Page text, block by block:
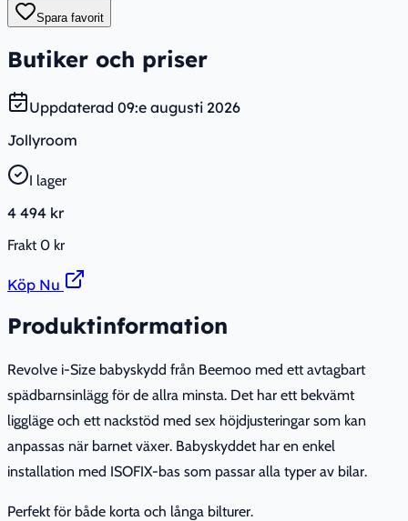
Spara favorit
Butiker och priser
Uppdaterad 09:e augusti 2026
Jollyroom
I lager
4 494 kr
Frakt0 kr
Köp Nu
Produktinformation
Revolve i-Size babyskydd från Beemoo med ett avtagbart
spädbarnsinlägg för de allra minsta. Det har ett bekvämt
liggläge och ett nackstöd med sex höjdjusteringar som kan
anpassas när barnet växer. Babyskyddet har en enkel
installation med ISOFIX-bas som passar alla typer av bilar.
Perfekt för både korta och långa bilturer.